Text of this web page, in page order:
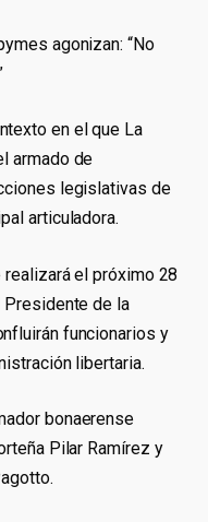
agonizan: “No
en el que La
armado de
legislativas de
articuladora.
el próximo 28
Presidente de la
funcionarios y
libertaria.
bonaerense
Pilar Ramírez y